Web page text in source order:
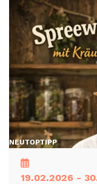
NEUTOPTIPP
19.02.2026 -